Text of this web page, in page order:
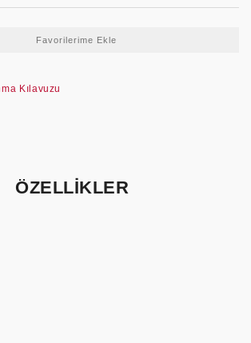
Kılavuzu
ÖZELLİKLER